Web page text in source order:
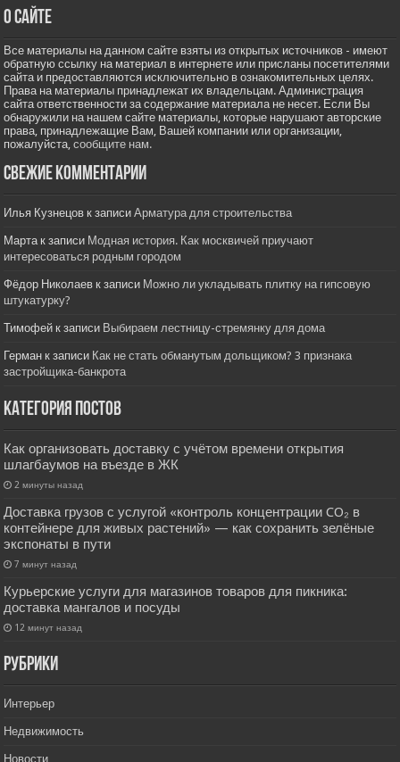
О сайте
Все материалы на данном сайте взяты из открытых источников - имеют
обратную ссылку на материал в интернете или присланы посетителями
сайта и предоставляются исключительно в ознакомительных целях.
Права на материалы принадлежат их владельцам. Администрация
сайта ответственности за содержание материала не несет. Если Вы
обнаружили на нашем сайте материалы, которые нарушают авторские
права, принадлежащие Вам, Вашей компании или организации,
пожалуйста,сообщите нам.
Свежие комментарии
Илья Кузнецов к записиАрматура для строительства
Марта к записи Модная история. Как москвичей приучают
интересоваться родным городом
Фёдор Николаев к записи Можно ли укладывать плитку на гипсовую
штукатурку?
Тимофей к записи Выбираем лестницу-стремянку для дома
Герман к записи Как не стать обманутым дольщиком? 3 признака
застройщика-банкрота
Категория постов
Как организовать доставку с учётом времени открытия
шлагбаумов на въезде в ЖК
2 минуты назад
Доставка грузов с услугой «контроль концентрации CO₂ в
контейнере для живых растений» — как сохранить зелёные
экспонаты в пути
7 минут назад
Курьерские услуги для магазинов товаров для пикника:
доставка мангалов и посуды
12 минут назад
РУбрики
Интерьер
Недвижимость
Новости